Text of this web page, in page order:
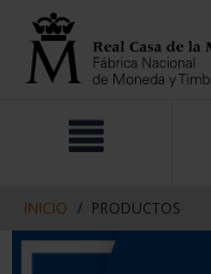
contenido
navegacin
INICIO PRODUCTOS